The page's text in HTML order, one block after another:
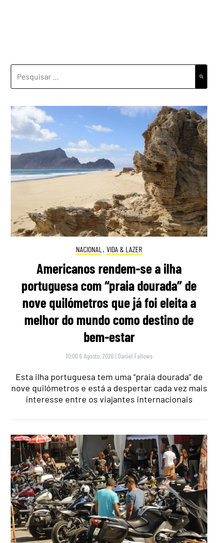
POR:
NACIONAL , VIDA & LAZER
Americanos rendem-se a ilha
portuguesa com “praia dourada” de
nove quilómetros que já foi eleita a
melhor do mundo como destino de
bem-estar
10:00 6 Agosto, 2026 | Daniel Fallows
Esta ilha portuguesa tem uma “praia dourada” de
nove quilómetros e está a despertar cada vez mais
interesse entre os viajantes internacionais